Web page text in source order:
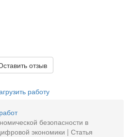
отзыв
работу
безопасности в
экономики | Статья